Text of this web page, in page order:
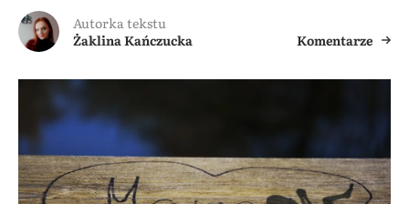
Autorka tekstu
Żaklina Kańczucka
Komentarze